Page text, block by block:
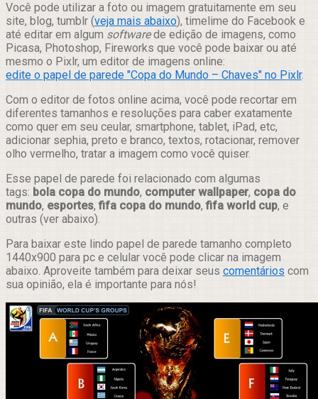
Você pode utilizar a foto ou imagem gratuitamente em seu
site, blog, tumblr (veja mais abaixo), timelime do Facebook e
até editar em algum softwarede edição de imagens, como
Picasa, Photoshop, Fireworks que você pode baixar ou até
mesmo o Pixlr, um editor de imagens online:
edite o papel de parede "Copa do Mundo – Chaves" no Pixlr.
Com o editor de fotos online acima, você pode recortar em
diferentes tamanhos e resoluções para caber exatamente
como quer em seu ceular, smartphone, tablet, iPad, etc,
adicionar sephia, preto e branco, textos, rotacionar, remover
olho vermelho, tratar a imagem como você quiser.
Esse papel de parede foi relacionado com algumas
tags: bola copa do mundo, computer wallpaper, copa do
mundo, esportes,fifa copa do mundo,fifa world cup, e
outras (ver abaixo).
Para baixar este lindo papel de parede tamanho completo
1440x900 para pc e celular você pode clicar na imagem
abaixo. Aproveite também para deixar seus comentários com
sua opinião, ela é importante para nós!